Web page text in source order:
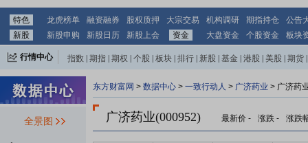
特色 龙虎榜单 融资融券 股权质押 大宗交易 机构调研 期指持仓
公告
新股
新股申购 新股日历 新股上会 资金 大盘资金 个股资金 板块
行情中心 指数 期指 期权 个股 板块 排行 新股 基金 港股 美股 期货
全景图
东方财富网 > 数据中心 > 一致行动人 > 广济药业 > 广济药
广济药业(000952) 最新价 - 涨跌 - 涨跌